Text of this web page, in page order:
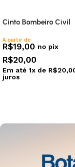
Colete Tático Militar –
R$198,55
R$ 209,00
Em até4x de
juros